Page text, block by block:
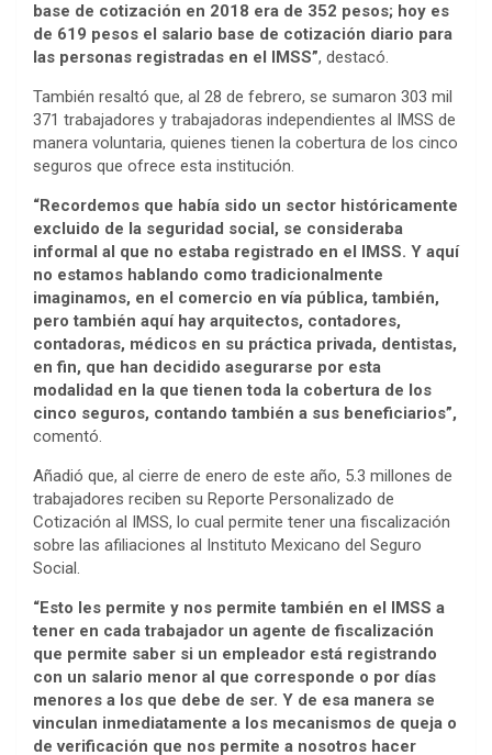
base de cotización en 2018 era de 352 pesos; hoy es
de 619 pesos el salario base de cotización diario para
las personas registradas en el IMSS”, destacó.
También resaltó que, al 28 de febrero, se sumaron 303 mil
371 trabajadores y trabajadoras independientes al IMSS de
manera voluntaria, quienes tienen la cobertura de los cinco
seguros que ofrece esta institución.
“Recordemos que había sido un sector históricamente
excluido de la seguridad social, se consideraba
informal al que no estaba registrado en el IMSS. Y aquí
no estamos hablando como tradicionalmente
imaginamos, en el comercio en vía pública, también,
pero también aquí hay arquitectos, contadores,
contadoras, médicos en su práctica privada, dentistas,
en fin, que han decidido asegurarse por esta
modalidad en la que tienen toda la cobertura de los
cinco seguros, contando también a sus beneficiarios”,
comentó.
Añadió que, al cierre de enero de este año, 5.3 millones de
trabajadores reciben su Reporte Personalizado de
Cotización al IMSS, lo cual permite tener una fiscalización
sobre las afiliaciones al Instituto Mexicano del Seguro
Social.
“Esto les permite y nos permite también en el IMSS a
tener en cada trabajador un agente de fiscalización
que permite saber si un empleador está registrando
con un salario menor al que corresponde o por días
menores a los que debe de ser. Y de esa manera se
vinculan inmediatamente a los mecanismos de queja o
de verificación que nos permite a nosotros hacer